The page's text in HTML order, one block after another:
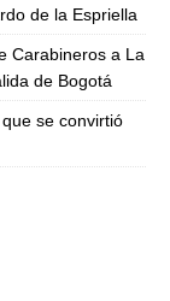
de la Espriella
Carabineros a La
de Bogotá
se convirtió